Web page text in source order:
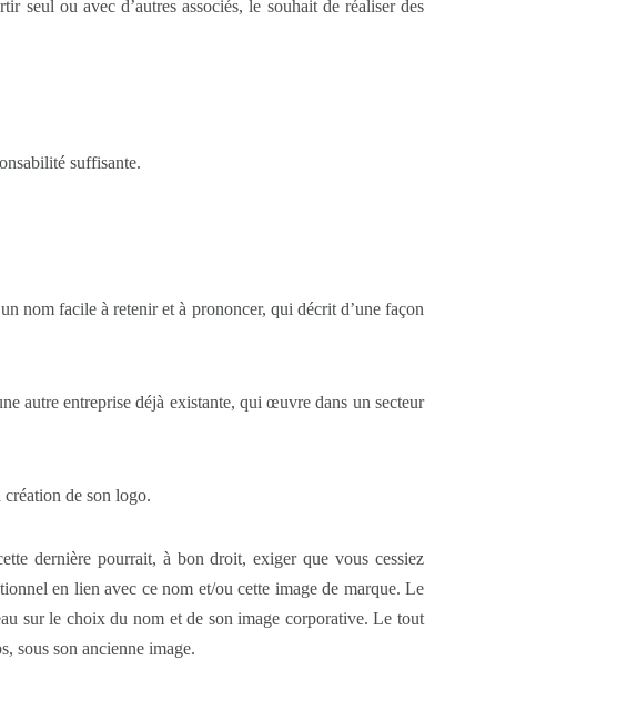
seul ou avec d’autres associés, le souhait de réaliser des
suffisante.
nom facile à retenir et à prononcer, qui décrit d’une façon
autre entreprise déjà existante, qui œuvre dans un secteur
de son logo.
dernière pourrait, à bon droit, exiger que vous cessiez
en lien avec ce nom et/ou cette image de marque. Le
sur le choix du nom et de son image corporative. Le tout
sous son ancienne image.